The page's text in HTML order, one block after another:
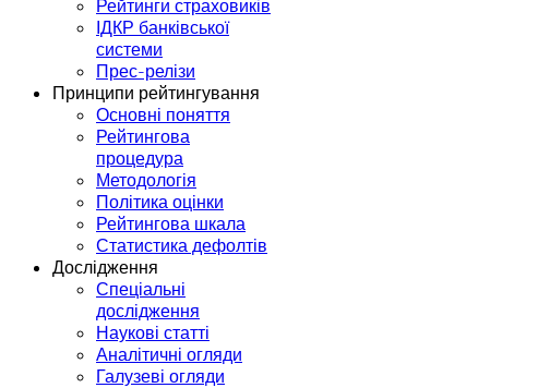
Рейтинги страховиків
ІДКР банківської
системи
Прес-релізи
Принципи рейтингування
Основні поняття
Рейтингова
процедура
Методологія
Політика оцінки
Рейтингова шкала
Статистика дефолтів
Дослідження
Спеціальні
дослідження
Наукові статті
Аналітичні огляди
Галузеві огляди